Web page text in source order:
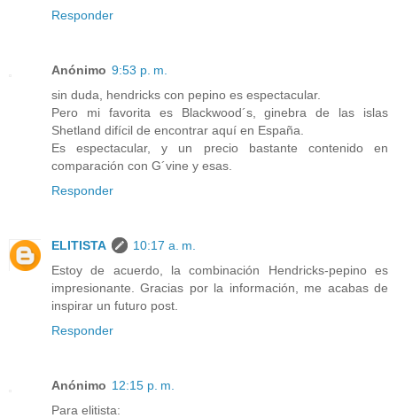
Responder
Anónimo 9:53 p. m.
sin duda, hendricks con pepino es espectacular.
Pero mi favorita es Blackwood´s, ginebra de las islas
Shetland difícil de encontrar aquí en España.
Es espectacular, y un precio bastante contenido en
comparación con G´vine y esas.
Responder
ELITISTA
10:17 a. m.
Estoy de acuerdo, la combinación Hendricks-pepino es
impresionante. Gracias por la información, me acabas de
inspirar un futuro post.
Responder
Anónimo 12:15 p. m.
Para elitista: